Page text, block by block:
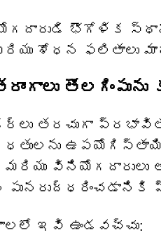
భౌగోళిక
శోధన ఫలితాలు
తరచుగా
ఉపయోగిస్తాయి.
ఇవి ఉండవచ్చు: